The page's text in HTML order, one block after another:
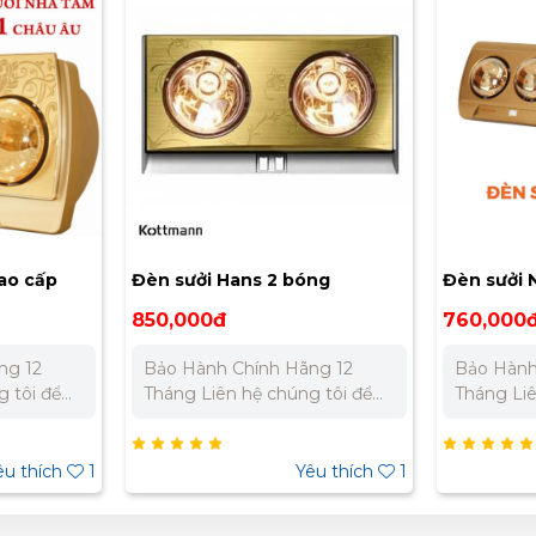
Đèn sưởi Hans 2 bóng
Kottmann K2B-Q
Bảo Hành Chính Hãng 12
Tháng Liên hệ chúng tôi để
- 0973 106 269 Miền Nam:
0902 303 733 – 0945 332
Đèn sưởi Nanoco
825W, gắn tường, 3
1,218,000đ
Bảo Hành Chính Hãng
Tháng Liên hệ chúng tôi để
– 0973 106 269 Miền
Nam: 0902 303 733 –